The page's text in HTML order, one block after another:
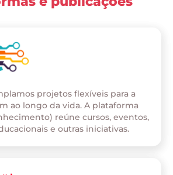
projetos flexíveis para a
ao longo da vida. A plataforma
reúne cursos, eventos,
e outras iniciativas.